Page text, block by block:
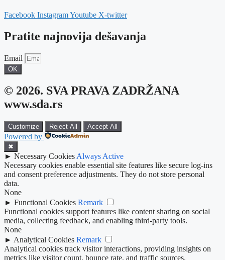
Facebook InstagramYoutube X-twitter
Pratite najnovija dešavanja
Email
OK
© 2026. SVA PRAVA ZADRŽANA
www.sda.rs
Customize Reject All Accept All
Powered by
✖
► Necessary Cookies Always Active
Necessary cookies enable essential site features like secure log-ins
and consent preference adjustments. They do not store personal
data.
None
► Functional Cookies Remark
Functional cookies support features like content sharing on social
media, collecting feedback, and enabling third-party tools.
None
► Analytical Cookies Remark
Analytical cookies track visitor interactions, providing insights on
metrics like visitor count, bounce rate, and traffic sources.